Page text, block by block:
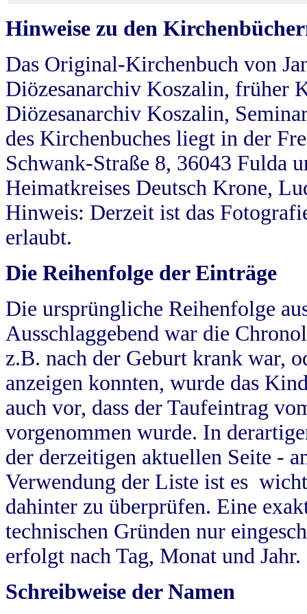
Hinweise zu den
Das Original-Kirchenbuch von
Diözesanarchiv Koszalin, früher
Diözesanarchiv Koszalin,
des Kirchenbuches liegt in der
Schwank-Straße 8, 36043 Fulda
Heimatkreises Deutsch Krone,
Hinweis: Derzeit ist das
erlaubt.
Die Reihenfolge der Einträge
Die ursprüngliche Reihenfolge
Ausschlaggebend war die
z.B. nach der Geburt krank war,
anzeigen konnten, wurde das
auch vor, dass der Taufeintrag
vorgenommen wurde. In
der derzeitigen aktuellen Seite -
Verwendung der Liste ist es
dahinter zu überprüfen. Eine
technischen Gründen nur
erfolgt nach Tag, Monat und Jahr.
Schreibweise der Namen